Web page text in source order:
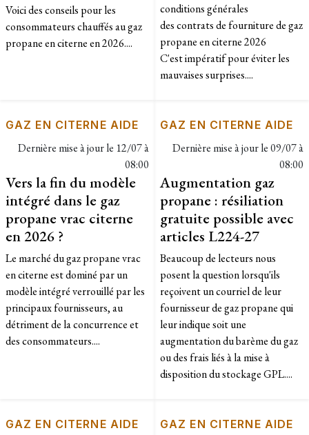
Voici des conseils pour les
consommateurs chauffés au gaz
propane en citerne en 2026....
conditions générales
des contrats de fourniture de gaz
propane en citerne 2026
C'est impératif pour éviter les
mauvaises surprises....
GAZ EN CITERNE AIDE
Dernière mise à jour le 12/07 à
08:00
Vers la fin du modèle
intégré dans le gaz
propane vrac citerne
en 2026 ?
Le marché du gaz propane vrac
en citerne est dominé par un
modèle intégré verrouillé par les
principaux fournisseurs, au
détriment de la concurrence et
des consommateurs....
GAZ EN CITERNE AIDE
Dernière mise à jour le09/07 à
08:00
Augmentation gaz
propane : résiliation
gratuite possible avec
articles L224-27
Beaucoup de lecteurs nous
posent la question lorsqu'ils
reçoivent un courriel de leur
fournisseur de gaz propane qui
leur indique soit une
augmentation du barème du gaz
ou des frais liés à la mise à
disposition du stockage GPL....
GAZ EN CITERNE AIDE GAZ EN CITERNE AIDE